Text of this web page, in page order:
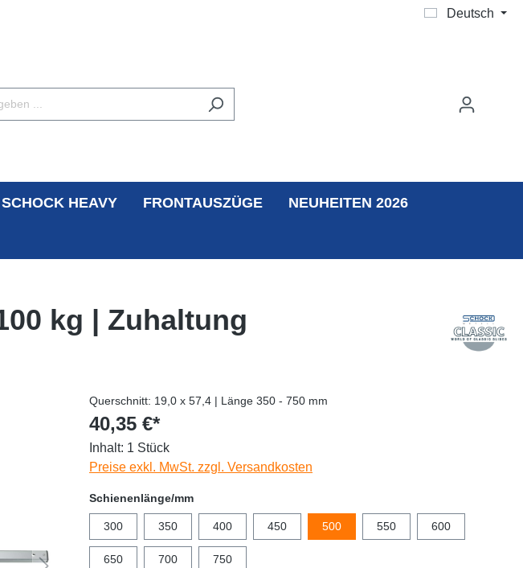
Deutsch
SCHOCK HEAVY FRONTAUSZÜGE NEUHEITEN 2026
kg | Zuhaltung
Querschnitt: 19,0 x 57,4 | Länge 350 - 750 mm
40,35 €*
Inhalt: 1 Stück
Preise exkl. MwSt. zzgl. Versandkosten
Schienenlänge/mm
300 350 400 450 500 550 600
650 700 750